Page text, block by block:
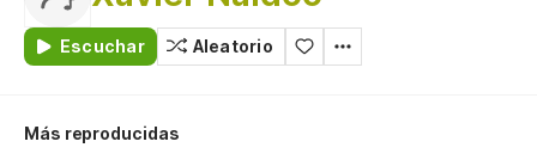
Escuchar Aleatorio
Más reproducidas